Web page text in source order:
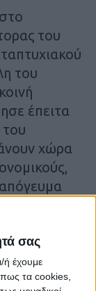
σας
ή έχουμε
τα cookies,
του
του
έπειτα
χώρα
Αύριο θα
Ιατρικού
απόγευμα.